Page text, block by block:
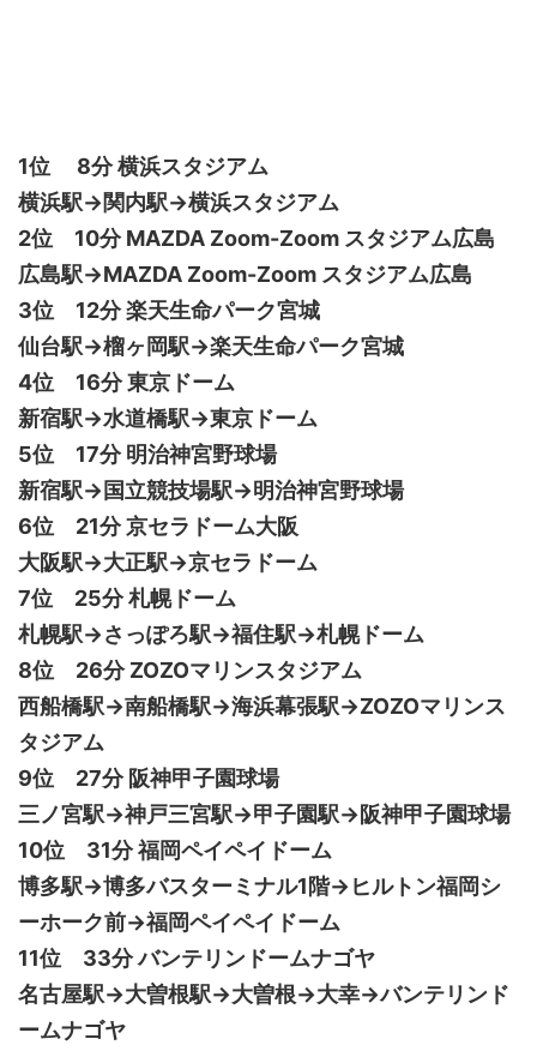
1位 8分 横浜スタジアム
横浜駅→関内駅→横浜スタジアム
2位 10分 MAZDA Zoom-Zoom スタジアム広島
広島駅→MAZDA Zoom-Zoom スタジアム広島
3位 12分 楽天生命パーク宮城
仙台駅→榴ヶ岡駅→楽天生命パーク宮城
4位 16分 東京ドーム
新宿駅→水道橋駅→東京ドーム
5位 17分 明治神宮野球場
新宿駅→国立競技場駅→明治神宮野球場
6位 21分 京セラドーム大阪
大阪駅→大正駅→京セラドーム
7位 25分 札幌ドーム
札幌駅→さっぽろ駅→福住駅→札幌ドーム
8位 26分 ZOZOマリンスタジアム
西船橋駅→南船橋駅→海浜幕張駅→ZOZOマリンス
タジアム
9位 27分 阪神甲子園球場
三ノ宮駅→神戸三宮駅→甲子園駅→阪神甲子園球場
10位 31分 福岡ペイペイドーム
博多駅→博多バスターミナル1階→ヒルトン福岡シ
ーホーク前→福岡ペイペイドーム
11位 33分 バンテリンドームナゴヤ
名古屋駅→大曽根駅→大曽根→大幸→バンテリンド
ームナゴヤ